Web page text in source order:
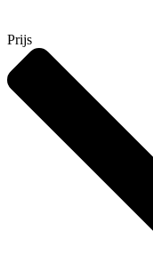
Prijs